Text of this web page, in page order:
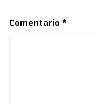
Comentario *